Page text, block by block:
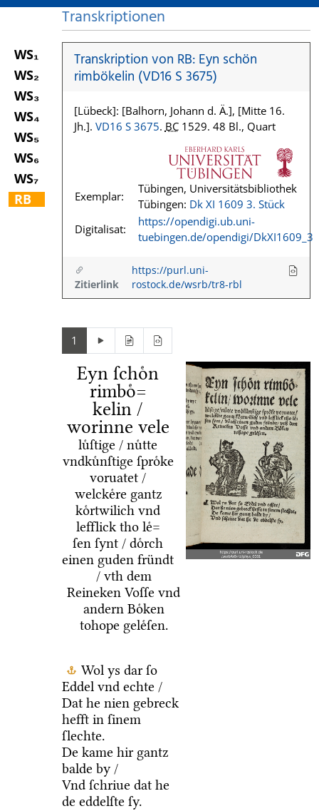
WS₁
WS₂
WS₃
WS₄
WS₅
WS₆
WS₇
RB
Transkriptionen
Transkription von RB: Eyn schön
rimbökelin (VD16 S 3675)
[Lübeck]: [Balhorn, Johann d. Ä.], [Mitte 16.
Jh.]. VD16 S 3675. BC1529. 48 Bl., Quart
Exemplar:
Tübingen, Universitätsbibliothek
Tübingen: Dk XI 1609 3. Stück
Digitalisat:
https://opendigi.ub.uni-
tuebingen.de/opendigi/DkXI1609_3
Zitierlink
https://purl.uni-
rostock.de/wsrb/tr8-rbl
1
Eyn ſchoͤn
rimboͤ=
kelin /
worinne vele
luͤſtige / nuͤtte
vndkuͤnſtige ſproͤke
voruatet /
welckeͤre gantz
koͤrtwilich vnd
lefflick tho leͤ=
ſen ſynt / doͤrch
einen guden fründt
/ vth dem
Reineken Voſſe vnd
andern Boͤken
tohope geleͤſen.
Wol ys dar ſo
Eddel vnd echte /
Dat he nien gebreck
hefft in ſinem
ſlechte.
De kame hir gantz
balde by /
Vnd ſchriue dat he
de eddelſte ſy.